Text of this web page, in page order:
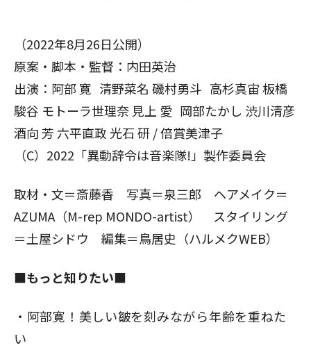
（2022年8月26日公開）
原案・脚本・監督：内田英治
出演：阿部 寛 清野菜名 磯村勇斗 高杉真宙 板橋
駿谷 モトーラ世理奈 見上 愛 岡部たかし 渋川清彦
酒向 芳 六平直政 光石 研 / 倍賞美津子
（C）2022「異動辞令は音楽隊!」製作委員会
取材・文＝斎藤香 写真＝泉三郎 ヘアメイク＝
AZUMA（M-rep MONDO-artist） スタイリング
＝土屋シドウ 編集＝鳥居史（ハルメクWEB）
■もっと知りたい■
阿部寛！美しい皺を刻みながら年齢を重ねた
い